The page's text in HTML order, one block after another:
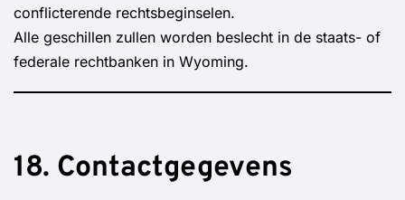
conflicterende rechtsbeginselen.
Alle geschillen zullen worden beslecht in de staats- of
federale rechtbanken in Wyoming.
18. Contactgegevens